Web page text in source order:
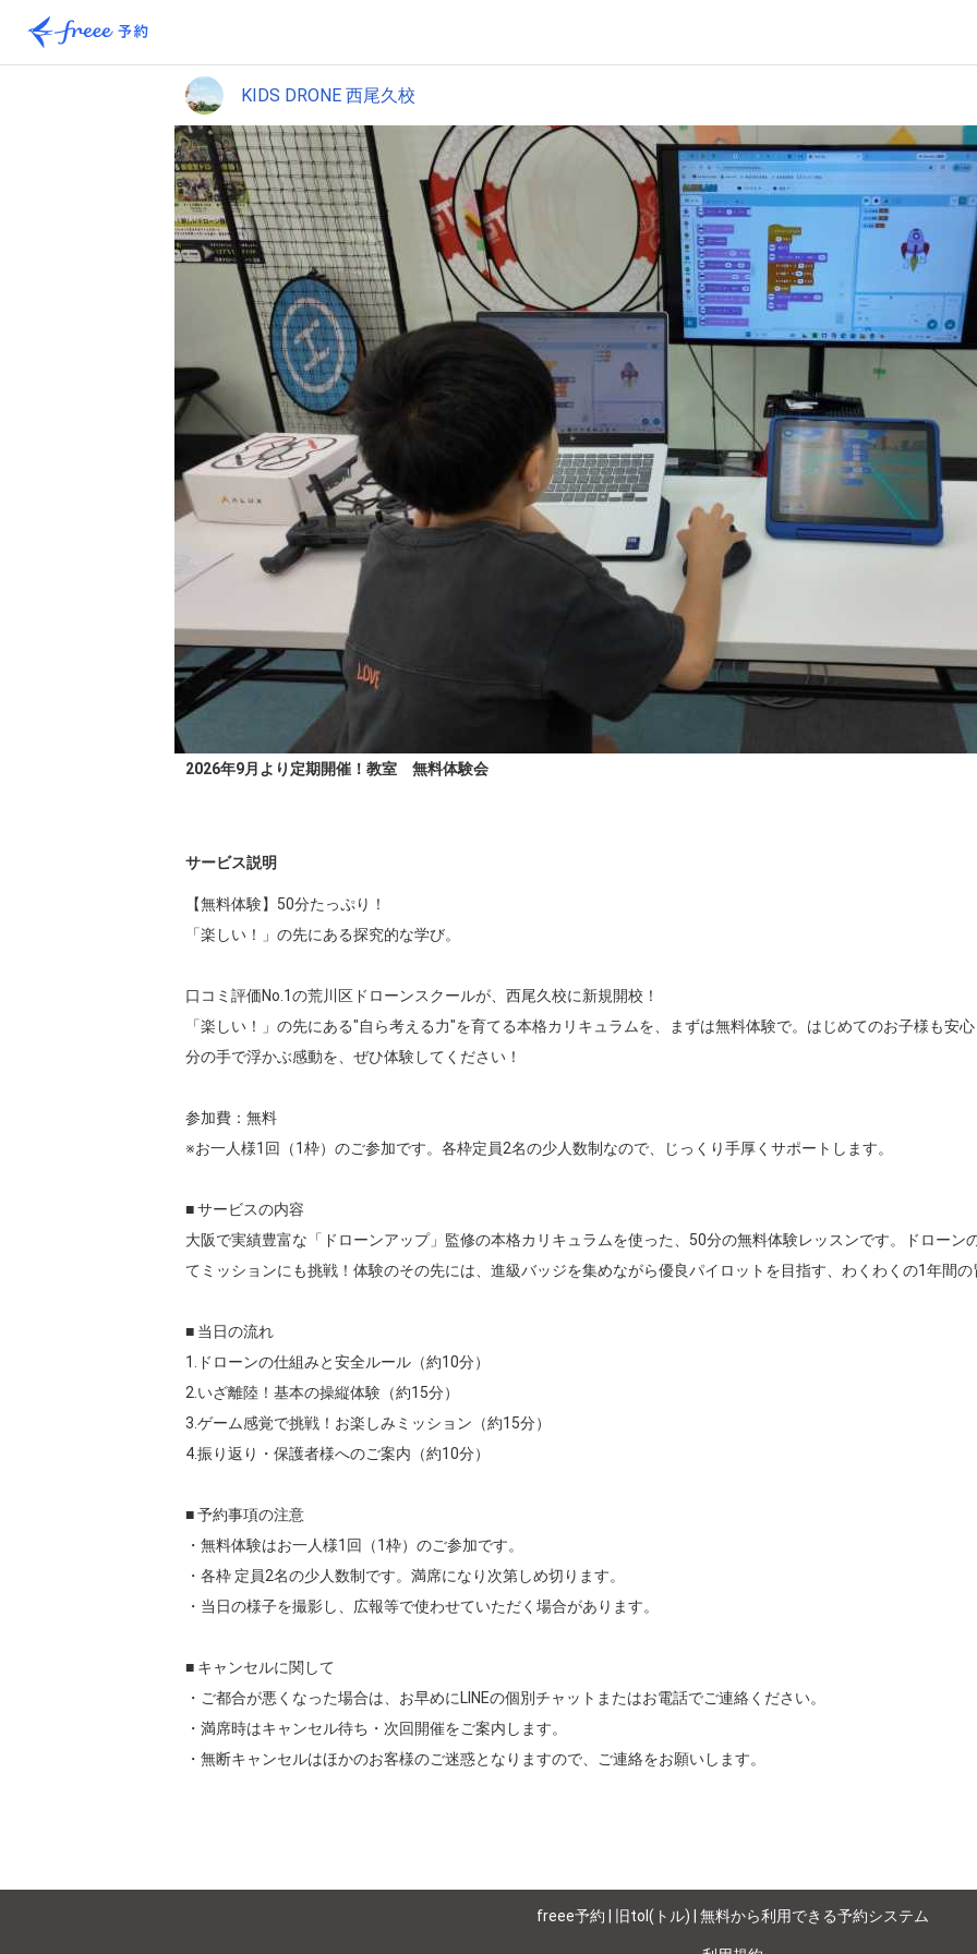
KIDS DRONE 西尾久校
2026年9月より定期開催！教室 無料体験会
サービス説明
【無料体験】50分たっぷり！
「楽しい！」の先にある探究的な学び。
口コミ評価No.1の荒川区ドローンスクールが、西尾久校に新規開校！
「楽しい！」の先にある"自ら考える力"を育てる本格カリキュラムを、まずは無料体験で。はじめてのお子様も安
分の手で浮かぶ感動を、ぜひ体験してください！
参加費：無料
※お一人様1回（1枠）のご参加です。各枠定員2名の少人数制なので、じっくり手厚くサポートします。
■ サービスの内容
大阪で実績豊富な「ドローンアップ」監修の本格カリキュラムを使った、50分の無料体験レッスンです。ドローン
てミッションにも挑戦！体験のその先には、進級バッジを集めながら優良パイロットを目指す、わくわくの1年間
■ 当日の流れ
1.ドローンの仕組みと安全ルール（約10分）
2.いざ離陸！基本の操縦体験（約15分）
3.ゲーム感覚で挑戦！お楽しみミッション（約15分）
4.振り返り・保護者様へのご案内（約10分）
■ 予約事項の注意
・無料体験はお一人様1回（1枠）のご参加です。
・各枠 定員2名の少人数制です。満席になり次第しめ切ります。
・当日の様子を撮影し、広報等で使わせていただく場合があります。
■ キャンセルに関して
・ご都合が悪くなった場合は、お早めにLINEの個別チャットまたはお電話でご連絡ください。
・満席時はキャンセル待ち・次回開催をご案内します。
・無断キャンセルはほかのお客様のご迷惑となりますので、ご連絡をお願いします。
freee予約 | 旧tol(トル) | 無料から利用できる予約システム